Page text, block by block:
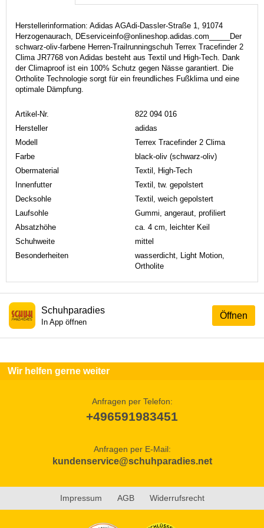
Herstellerinformation: Adidas AGAdi-Dassler-Straße 1, 91074
Herzogenaurach, DEserviceinfo@onlineshop.adidas.com_____Der
schwarz-oliv-farbene Herren-Trailrunningschuh Terrex Tracefinder 2
Clima JR7768 von Adidas besteht aus Textil und High-Tech. Dank
der Climaproof ist ein 100% Schutz gegen Nässe garantiert. Die
Ortholite Technologie sorgt für ein freundliches Fußklima und eine
optimale Dämpfung.
Artikel-Nr.
822 094 016
Hersteller
adidas
Modell
Terrex Tracefinder 2 Clima
Farbe
black-oliv (schwarz-oliv)
Obermaterial
Textil, High-Tech
Innenfutter
Textil, tw. gepolstert
Decksohle
Textil, weich gepolstert
Laufsohle
Gummi, angeraut, profiliert
Absatzhöhe
ca. 4 cm, leichter Keil
Schuhweite
mittel
Besonderheiten
wasserdicht, Light Motion,
Ortholite
Öffnen
Schuhparadies
In App öffnen
Wir helfen gerne weiter
Anfragen per Telefon:
+496591983451
Anfragen per E-Mail:
kundenservice@schuhparadies.net
Impressum AGB Widerrufsrecht